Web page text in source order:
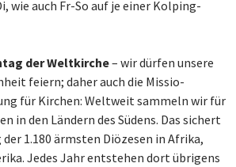
wie auch Fr-So auf je einer Kolping-
der Weltkirche– wir dürfen unsere
feiern; daher auch die Missio-
für Kirchen: Weltweit sammeln wir für
in den Ländern des Südens. Das sichert
1.180 ärmsten Diözesen in Afrika,
Jedes Jahr entstehen dort übrigens